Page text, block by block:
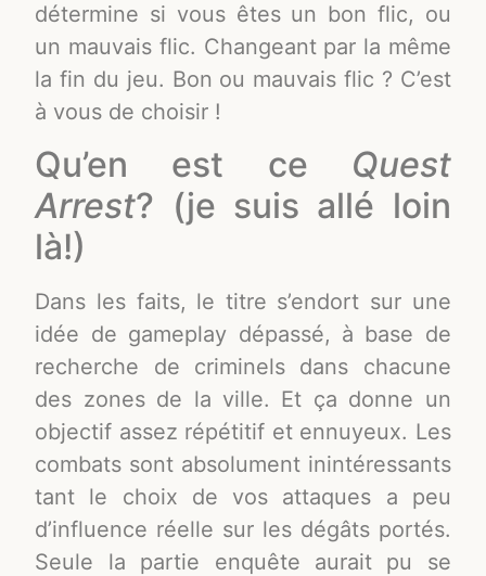
détermine si vous êtes un bon flic, ou
un mauvais flic. Changeant par la même
la fin du jeu. Bon ou mauvais flic ? C’est
à vous de choisir !
Qu’en est ce Quest
Arrest? (je suis allé loin
là!)
Dans les faits, le titre s’endort sur une
idée de gameplay dépassé, à base de
recherche de criminels dans chacune
des zones de la ville. Et ça donne un
objectif assez répétitif et ennuyeux. Les
combats sont absolument inintéressants
tant le choix de vos attaques a peu
d’influence réelle sur les dégâts portés.
Seule la partie enquête aurait pu se